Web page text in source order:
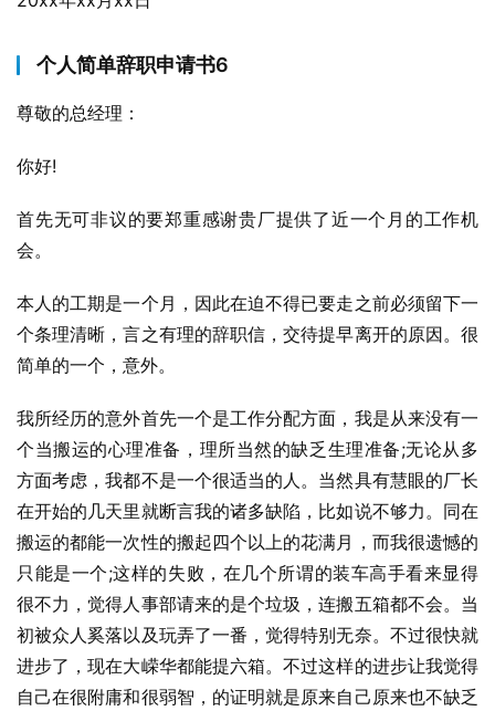
个人简单辞职申请书6
尊敬的总经理：
你好!
首先无可非议的要郑重感谢贵厂提供了近一个月的工作机
会。
本人的工期是一个月，因此在迫不得已要走之前必须留下一
个条理清晰，言之有理的辞职信，交待提早离开的原因。很
简单的一个，意外。
我所经历的意外首先一个是工作分配方面，我是从来没有一
个当搬运的心理准备，理所当然的缺乏生理准备;无论从多
方面考虑，我都不是一个很适当的人。当然具有慧眼的厂长
在开始的几天里就断言我的诸多缺陷，比如说不够力。同在
搬运的都能一次性的搬起四个以上的花满月，而我很遗憾的
只能是一个;这样的失败，在几个所谓的装车高手看来显得
很不力，觉得人事部请来的是个垃圾，连搬五箱都不会。当
初被众人奚落以及玩弄了一番，觉得特别无奈。不过很快就
进步了，现在大嵘华都能提六箱。不过这样的进步让我觉得
自己在很附庸和很弱智，的证明就是原来自己原来也不缺乏